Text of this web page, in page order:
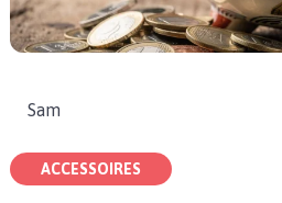
Sam
ACCESSOIRES